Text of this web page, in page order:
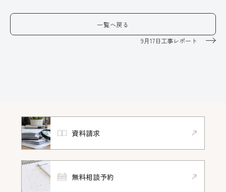
一覧へ戻る
9月17日工事レポート
資料請求
無料相談予約